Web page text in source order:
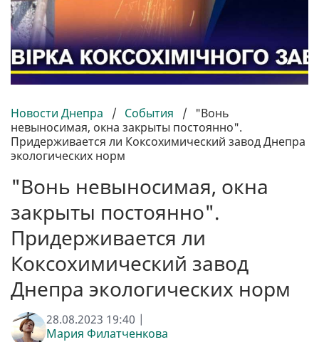
Новости Днепра / События /
"Вонь
невыносимая, окна закрыты постоянно".
Придерживается ли Коксохимический завод Днепра
экологических норм
"Вонь невыносимая, окна
закрыты постоянно".
Придерживается ли
Коксохимический завод
Днепра экологических норм
28.08.2023 19:40 |
Мария Филатченкова